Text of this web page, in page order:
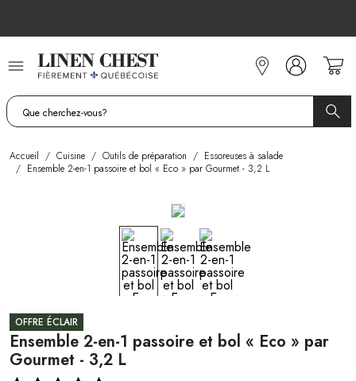
contenu
Accueil / Cuisine / Outils de préparation / Essoreuses à salade
/ Ensemble 2-en-1 passoire et bol « Eco » par Gourmet - 3,2 L
OFFRE ÉCLAIR
Ensemble 2-en-1 passoire et bol « Eco » par
Gourmet - 3,2 L